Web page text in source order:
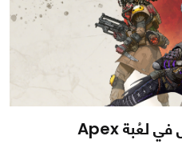
حظر أكثر من 16 الف غشاش في لعُبة Apex